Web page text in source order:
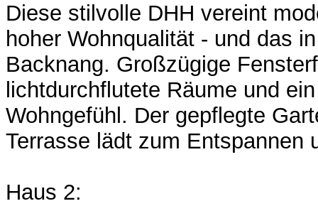
Diese stilvolle DHH vereint
hoher Wohnqualität - und das
Backnang. Großzügige
lichtdurchflutete Räume und
Wohngefühl. Der gepflegte
Terrasse lädt zum Entspannen
Haus 2: